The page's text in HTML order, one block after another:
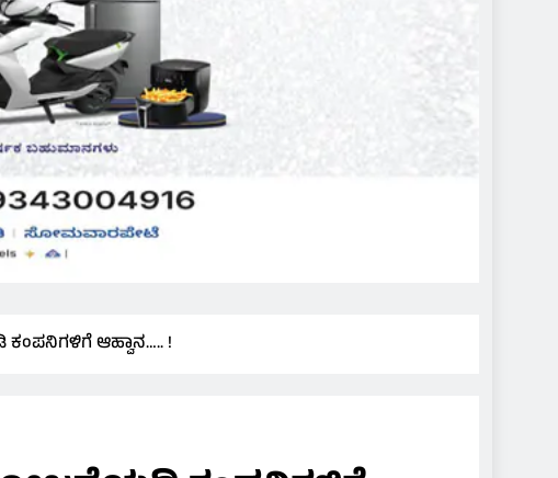
ಕಂಪನಿಗಳಿಗೆ ಆಹ್ವಾನ….. !